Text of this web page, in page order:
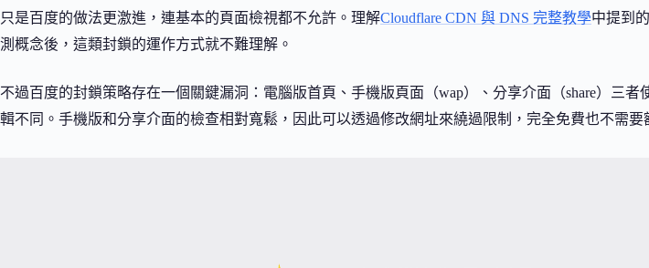
只是百度的做法更激進，連基本的頁面檢視都不允許。理解Cloudflare CDN 與 DNS 完整教學中提到
測概念後，這類封鎖的運作方式就不難理解。
不過百度的封鎖策略存在一個關鍵漏洞：電腦版首頁、手機版頁面（wap）、分享介面（share）三者
輯不同。手機版和分享介面的檢查相對寬鬆，因此可以透過修改網址來繞過限制，完全免費也不需要